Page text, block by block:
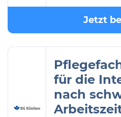
Jetzt
für die
nach